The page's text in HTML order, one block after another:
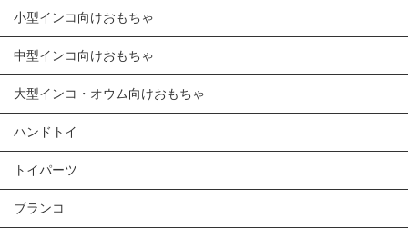
小型インコ向けおもちゃ
中型インコ向けおもちゃ
大型インコ・オウム向けおもちゃ
ハンドトイ
トイパーツ
ブランコ